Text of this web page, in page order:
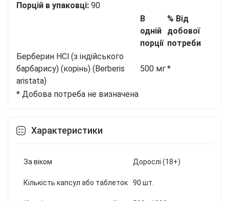
Порцій в упаковці: 90
В
одній
порції
% Від
добової
потреби
Берберин HCl (з індійського
барбарису) (корінь) (Berberis
aristata)
500 мг*
* Добова потреба не визначена
Характеристики
За віком Дорослі (18+)
Кількість капсул або таблеток 90 шт.